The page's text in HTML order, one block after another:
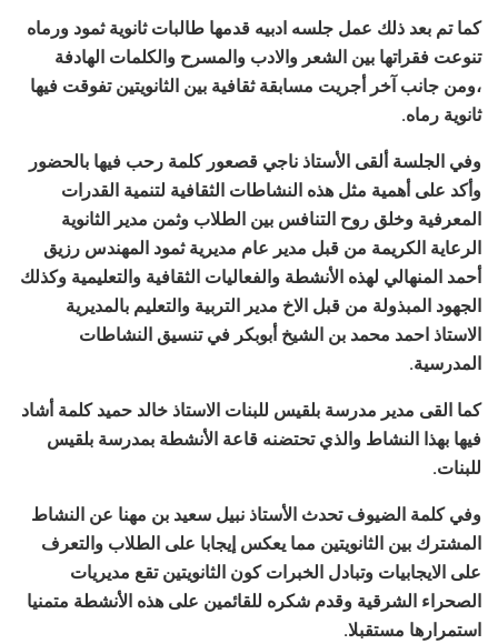
كما تم بعد ذلك عمل جلسه ادبيه قدمها طالبات ثانوية ثمود ورماه
تنوعت فقراتها بين الشعر والادب والمسرح والكلمات الهادفة
،ومن جانب آخر أجريت مسابقة ثقافية بين الثانويتين تفوقت فيها
ثانوية رماه.
وفي الجلسة ألقى الأستاذ ناجي قصعور كلمة رحب فيها بالحضور
وأكد على أهمية مثل هذه النشاطات الثقافية لتنمية القدرات
المعرفية وخلق روح التنافس بين الطلاب وثمن مدير الثانوية
الرعاية الكريمة من قبل مدير عام مديرية ثمود المهندس رزيق
أحمد المنهالي لهذه الأنشطة والفعاليات الثقافية والتعليمية وكذلك
الجهود المبذولة من قبل الاخ مدير التربية والتعليم بالمديرية
الاستاذ احمد محمد بن الشيخ أبوبكر في تنسيق النشاطات
المدرسية.
كما القى مدير مدرسة بلقيس للبنات الاستاذ خالد حميد كلمة أشاد
فيها بهذا النشاط والذي تحتضنه قاعة الأنشطة بمدرسة بلقيس
للبنات.
وفي كلمة الضيوف تحدث الأستاذ نبيل سعيد بن مهنا عن النشاط
المشترك بين الثانويتين مما يعكس إيجابا على الطلاب والتعرف
على الايجابيات وتبادل الخبرات كون الثانويتين تقع مديريات
الصحراء الشرقية وقدم شكره للقائمين على هذه الأنشطة متمنيا
استمرارها مستقبلا.